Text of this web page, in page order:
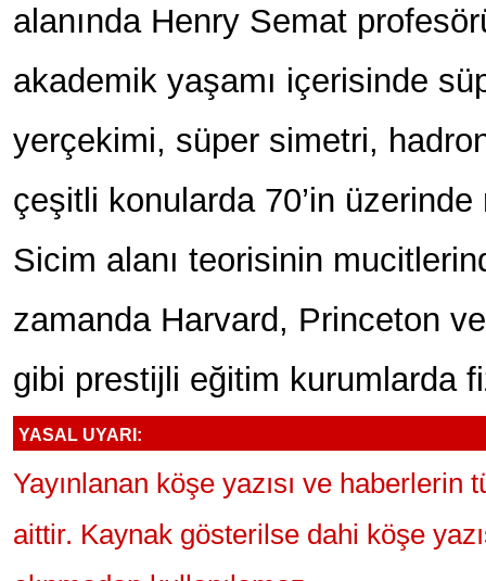
alanında Henry Semat
akademik yaşamı içerisinde
yerçekimi, süper simetri,
çeşitli konularda 70’in üzerinde
Sicim alanı teorisinin
zamanda Harvard, Princeton
gibi prestijli eğitim kurumlarda
YASAL UYARI:
Yayınlanan köşe yazısı ve haberlerin
aittir. Kaynak gösterilse dahi köşe